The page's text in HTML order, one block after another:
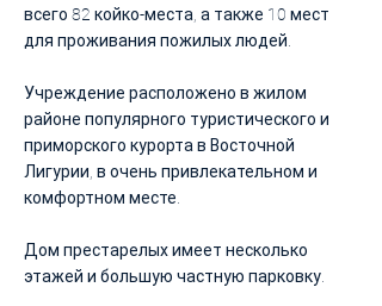
всего 82 койко-места, а также 10 мест
для проживания пожилых людей.
Учреждение расположено в жилом
районе популярного туристического и
приморского курорта в Восточной
Лигурии, в очень привлекательном и
комфортном месте.
Дом престарелых имеет несколько
этажей и большую частную парковку.